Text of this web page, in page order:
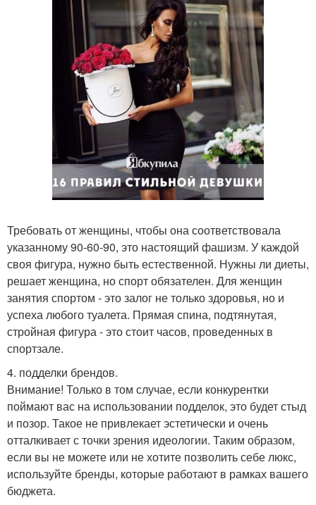
Требовать от женщины, чтобы она соответствовала
указанному 90-60-90, это настоящий фашизм. У каждой
своя фигура, нужно быть естественной. Нужны ли диеты,
решает женщина, но спорт обязателен. Для женщин
занятия спортом - это залог не только здоровья, но и
успеха любого туалета. Прямая спина, подтянутая,
стройная фигура - это стоит часов, проведенных в
спортзале.
4. подделки брендов.
Внимание! Только в том случае, если конкурентки
поймают вас на использовании подделок, это будет стыд
и позор. Такое не привлекает эстетически и очень
отталкивает с точки зрения идеологии. Таким образом,
если вы не можете или не хотите позволить себе люкс,
используйте бренды, которые работают в рамках вашего
бюджета.